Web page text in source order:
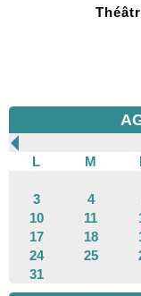
L
M
3
4
10
11
17
18
24
25
31